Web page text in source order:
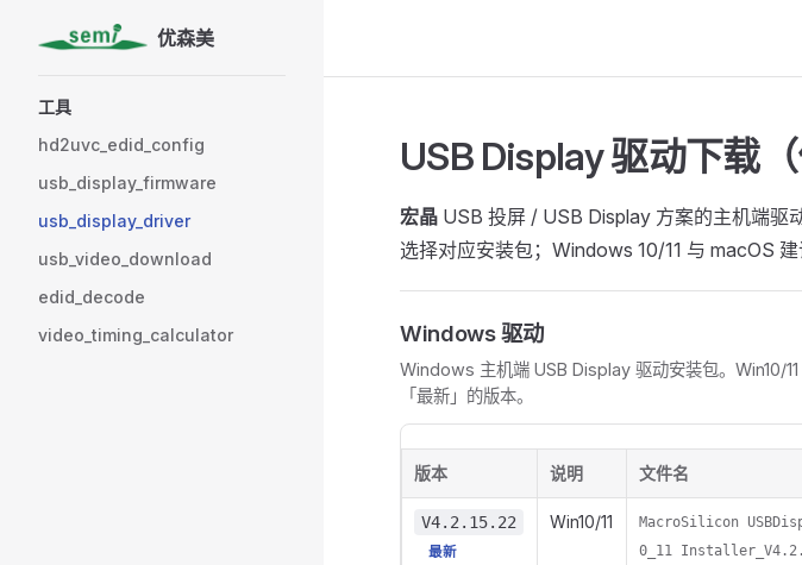
Skip to content 优森美
工具
hd2uvc_edid_config
usb_display_firmware
usb_display_driver
usb_video_download
edid_decode
video_timing_calculator
USB Display 驱动下载（
宏晶 USB 投屏 / USB Display 方案的主机端驱
选择对应安装包；Windows 10/11 与 macOS
Windows 驱动
Windows 主机端 USB Display 驱动安装包。Win10/
「最新」的版本。
版本 说明 文件名
V4.2.15.22
最新
Win10/11
MacroSilicon
0_11